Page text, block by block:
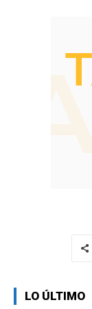
LO ÚLTIMO